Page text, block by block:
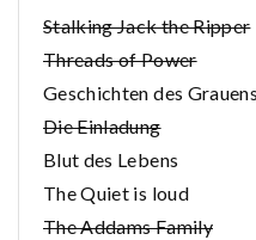
Stalking Jack the Ripper
Threads of Power
Geschichten des Grauens
Die Einladung
Blut des Lebens
The Quiet is loud
The Addams Family